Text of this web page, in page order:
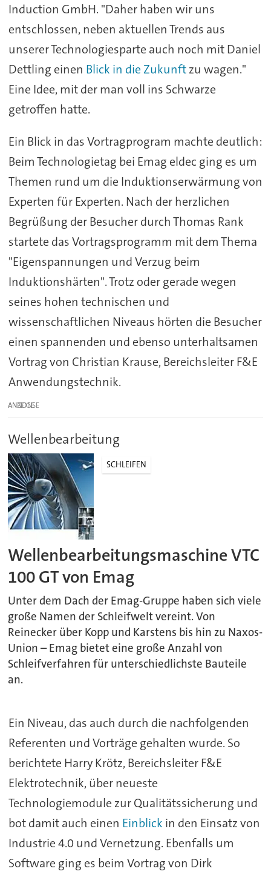
Induction GmbH. "Daher haben wir uns
entschlossen, neben aktuellen Trends aus
unserer Technologiesparte auch noch mit Daniel
Dettling einen Blick in die Zukunftzu wagen."
Eine Idee, mit der man voll ins Schwarze
getroffen hatte.
Ein Blick in das Vortragprogram machte deutlich:
Beim Technologietag bei Emag eldec ging es um
Themen rund um die Induktionserwärmung von
Experten für Experten. Nach der herzlichen
Begrüßung der Besucher durch Thomas Rank
startete das Vortragsprogramm mit dem Thema
"Eigenspannungen und Verzug beim
Induktionshärten". Trotz oder gerade wegen
seines hohen technischen und
wissenschaftlichen Niveaus hörten die Besucher
einen spannenden und ebenso unterhaltsamen
Vortrag von Christian Krause, Bereichsleiter F&E
Anwendungstechnik.
ANZEIGE
Wellenbearbeitung
SCHLEIFEN
Wellenbearbeitungsmaschine VTC
100 GT von Emag
Unter dem Dach der Emag-Gruppe haben sich viele
große Namen der Schleifwelt vereint. Von
Reinecker über Kopp und Karstens bis hin zu Naxos-
Union – Emag bietet eine große Anzahl von
Schleifverfahren für unterschiedlichste Bauteile
an.
Ein Niveau, das auch durch die nachfolgenden
Referenten und Vorträge gehalten wurde. So
berichtete Harry Krötz, Bereichsleiter F&E
Elektrotechnik, über neueste
Technologiemodule zur Qualitätssicherung und
bot damit auch einen Einblick in den Einsatz von
Industrie 4.0 und Vernetzung. Ebenfalls um
Software ging es beim Vortrag von Dirk